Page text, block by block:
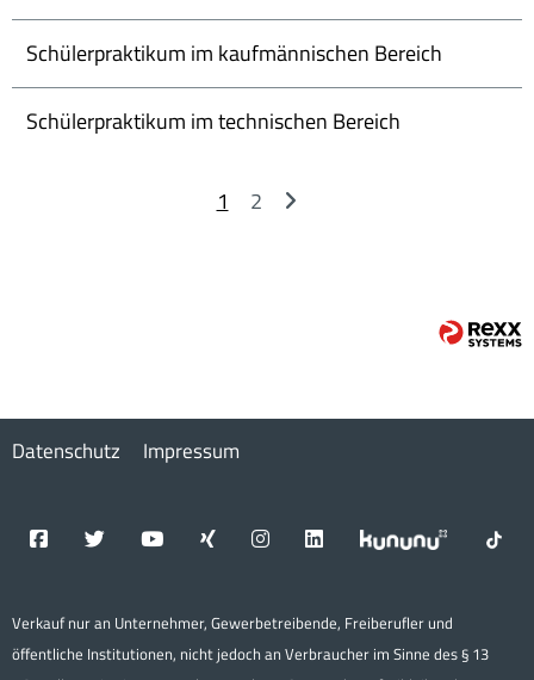
Schülerpraktikum im kaufmännischen Bereich
Schülerpraktikum im technischen Bereich
1 2
Datenschutz Impressum
Verkauf nur an Unternehmer, Gewerbetreibende, Freiberufler und
öffentliche Institutionen, nicht jedoch an Verbraucher im Sinne des § 13